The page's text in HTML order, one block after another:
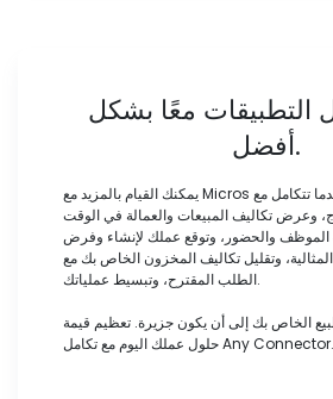
التطبيقات معًا بشكل
أفضل.
يمكنك القيام بالمزيد مع Micros عندما تتكامل مع Hubworks. تخلص
وعرض تكاليف المبيعات والعمالة في الوقت
الموظف والحضور، وتوقع عملك لإنشاء وفرض
وتقليل تكاليف المخزون الخاص بك مع
الطلب المقترح، وتبسيط عملياتك.
الخاص بك إلى أن يكون جزيرة. تعظيم قيمة
حلول عملك اليوم مع تكامل Any Connector.